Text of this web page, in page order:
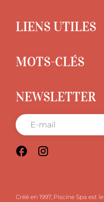
LIENS UTILES
MOTS-CLÉS
NEWSLETTER
Créé en 1997, Piscine Spa est le